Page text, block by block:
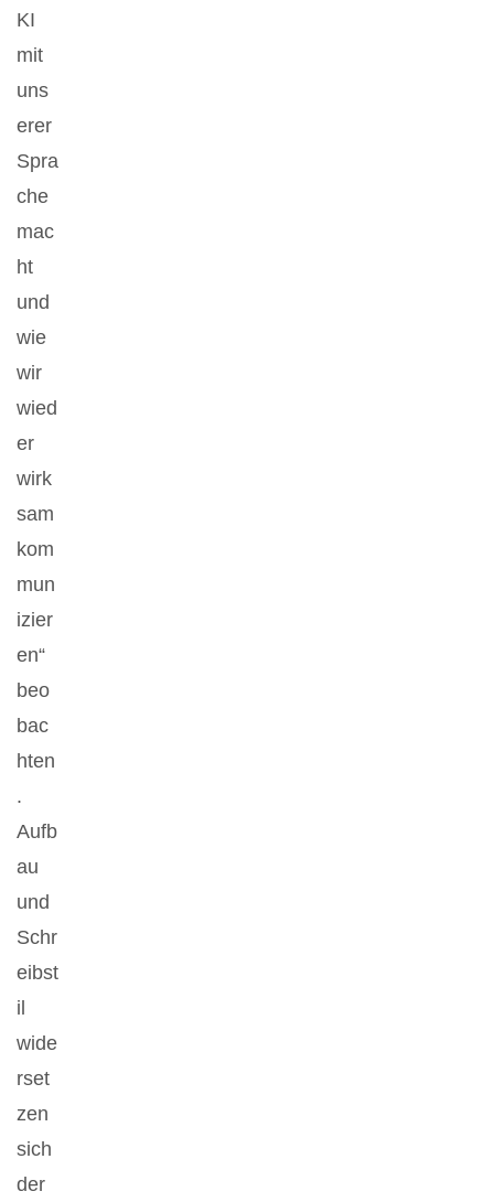
KI
mit
uns
erer
Spra
che
mac
ht
und
wie
wir
wied
er
wirk
sam
kom
mun
izier
en“
beo
bac
hten
.
Aufb
au
und
Schr
eibst
il
wide
rset
zen
sich
der